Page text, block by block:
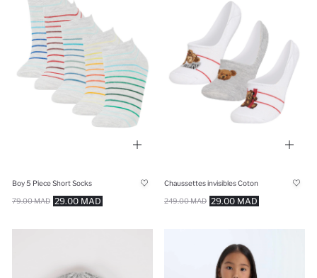
Boy 5 Piece Short Socks
29.00 MAD
79.00 MAD
Chaussettes invisibles Coton
29.00 MAD
249.00 MAD